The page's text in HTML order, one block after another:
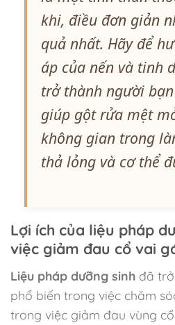
khi, điều đơn giản
quả nhất. Hãy để
áp của nến và tinh
trở thành người
giúp gột rửa mệt
không gian trong
thả lỏng và cơ thể
Lợi ích của liệu pháp
việc giảm đau cổ vai
Liệu pháp dưỡng sinh đã
phổ biến trong việc chăm
trong việc giảm đau vùng